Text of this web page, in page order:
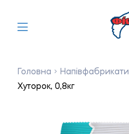
Головна Напівфабрикати
Хуторок, 0,8кг